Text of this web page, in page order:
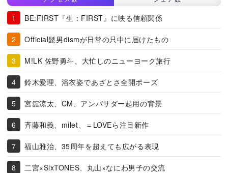
BE:FIRST『生：FIRST』に映る信頼関係
Official髭男dismが日常の只中に届けたもの
M!LK 佐野勇斗、大忙しのニューヨーク旅行
鈴木愛理、浴衣姿であざとさ全開ポーズ
宮舘涼太、CM、アンバサダー起用の背景
斉藤和義、milet、＝LOVEら注目新作
福山雅治、35周年を超えても広がる表現
二宮×SixTONES、丸山×なにわ男子の交流